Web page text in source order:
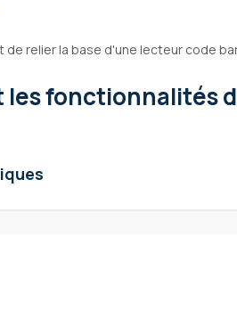
de relier la base d'une lecteur code
les fonctionnalités